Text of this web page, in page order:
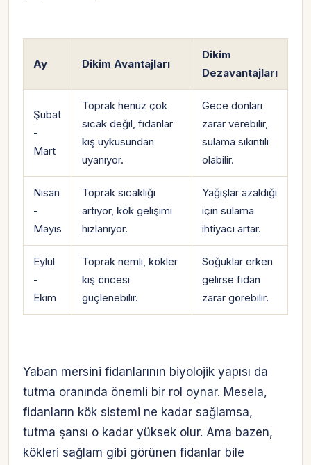
Ay Dikim Avantajları
Dikim
Dezavantajları
Şubat
-
Mart
Toprak henüz çok
sıcak değil, fidanlar
kış uykusundan
uyanıyor.
Gece donları
zarar verebilir,
sulama sıkıntılı
olabilir.
Nisan
-
Mayıs
Toprak sıcaklığı
artıyor, kök gelişimi
hızlanıyor.
Yağışlar azaldığı
için sulama
ihtiyacı artar.
Eylül
-
Ekim
Toprak nemli, kökler
kış öncesi
güçlenebilir.
Soğuklar erken
gelirse fidan
zarar görebilir.
Yaban mersini fidanlarının biyolojik yapısı da
tutma oranında önemli bir rol oynar. Mesela,
fidanların kök sistemi ne kadar sağlamsa,
tutma şansı o kadar yüksek olur. Ama bazen,
kökleri sağlam gibi görünen fidanlar bile